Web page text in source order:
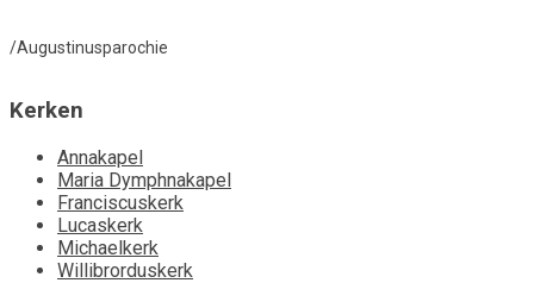
/Augustinusparochie
Kerken
Annakapel
Maria Dymphnakapel
Franciscuskerk
Lucaskerk
Michaelkerk
Willibrorduskerk